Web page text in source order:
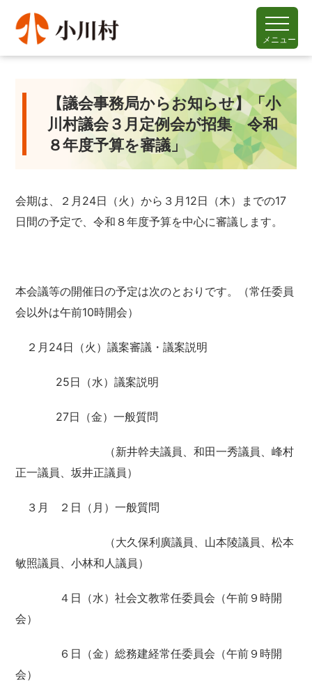
メニュー
【議会事務局からお知らせ】「小
川村議会３月定例会が招集 令和
８年度予算を審議」
会期は、２月24日（火）から３月12日（木）までの17
日間の予定で、令和８年度予算を中心に審議します。
本会議等の開催日の予定は次のとおりです。（常任委員
会以外は午前10時開会）
２月24日（火）議案審議・議案説明
25日（水）議案説明
27日（金）一般質問
（新井幹夫議員、和田一秀議員、峰村
正一議員、坂井正議員）
３月 ２日（月）一般質問
（大久保利廣議員、山本陵議員、松本
敏照議員、小林和人議員）
４日（水）社会文教常任委員会（午前９時開
会）
６日（金）総務建経常任委員会（午前９時開
会）